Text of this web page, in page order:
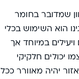
שמדובר בחומר
הוא השימוש בכלי
במיוחד אך
יכולים חלקיקי
יהיה מאוורר ככל